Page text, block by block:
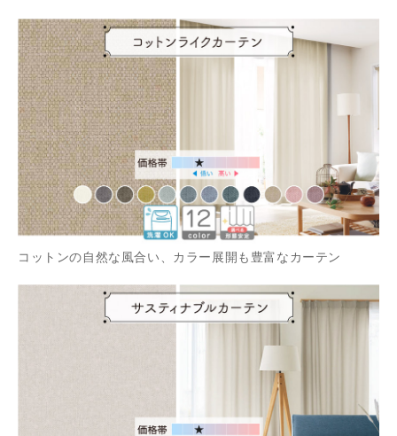
コットンの自然な風合い、カラー展開も豊富なカーテン